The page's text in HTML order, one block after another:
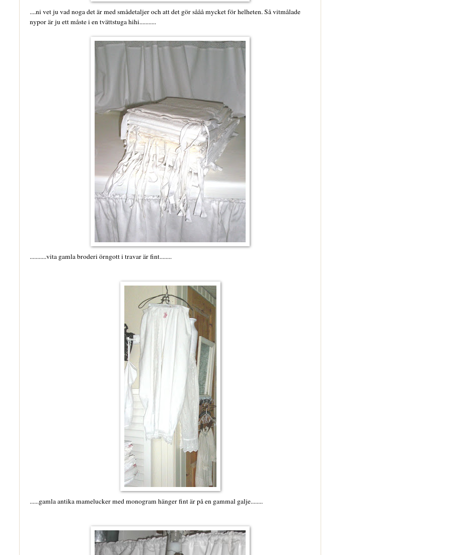
....ni vet ju vad noga det är med smådetaljer och att det gör sååå mycket för helheten. Så vitmålade
nypor är ju ett måste i en tvättstuga hihi...........
...........vita gamla broderi örngott i travar är fint........
......gamla antika mamelucker med monogram hänger fint är på en gammal galje........